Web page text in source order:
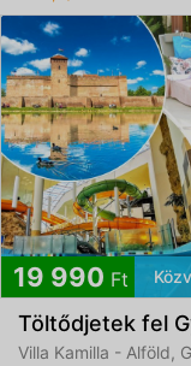
19 990 Ft
Töltődjetek fel
Villa Kamilla - Alföld,